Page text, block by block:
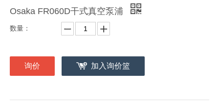
Osaka FR060D干式真空泵浦
数量：
询价 加入询价篮